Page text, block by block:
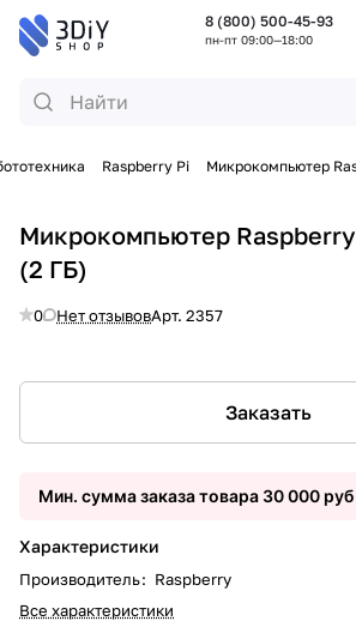
8 (800) 500-45-93
пн-пт 09:00—18:00
Raspberry Pi Микрокомпьютер
Микрокомпьютер
(2 ГБ)
0 Нет отзывовАрт. 2357
Заказать
Мин. сумма заказа товара 30 000 руб
Характеристики
Производитель: Raspberry
Все характеристики